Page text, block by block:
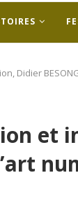
Didier
et